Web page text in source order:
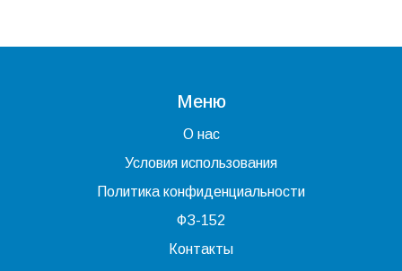
Меню
О нас
Условия использования
Политика конфиденциальности
ФЗ-152
Контакты